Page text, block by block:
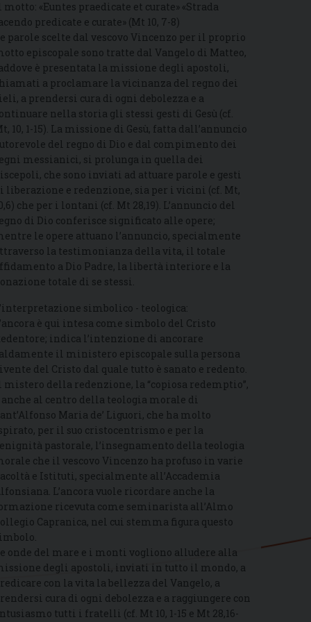
motto: «Euntes praedicate et curate» «Strada
predicate e curate» (Mt 10, 7-8)
parole scelte dal vescovo Vincenzo per il proprio
episcopale sono tratte dal Vangelo di Matteo,
è presentata la missione degli apostoli,
a proclamare la vicinanza del regno dei
a prendersi cura di ogni debolezza e a
nella storia gli stessi gesti di Gesù (cf.
10, 1-15). La missione di Gesù, fatta dall’annuncio
del regno di Dio e dal compimento dei
messianici, si prolunga in quella dei
che sono inviati ad attuare parole e gesti
liberazione e redenzione, sia per i vicini (cf. Mt,
che per i lontani (cf. Mt 28,19). L’annuncio del
di Dio conferisce significato alle opere;
le opere attuano l’annuncio, specialmente
la testimonianza della vita, il totale
a Dio Padre, la libertà interiore e la
totale di se stessi.
simbolico - teologica:
è qui intesa come simbolo del Cristo
indica l’intenzione di ancorare
il ministero episcopale sulla persona
del Cristo dal quale tutto è sanato e redento.
mistero della redenzione, la “copiosa redemptio”,
anche al centro della teologia morale di
Maria de’ Liguori, che ha molto
per il suo cristocentrismo e per la
pastorale, l’insegnamento della teologia
che il vescovo Vincenzo ha profuso in varie
e Istituti, specialmente all’Accademia
L’ancora vuole ricordare anche la
ricevuta come seminarista all’Almo
Capranica, nel cui stemma figura questo
onde del mare e i monti vogliono alludere alla
degli apostoli, inviati in tutto il mondo, a
con la vita la bellezza del Vangelo, a
cura di ogni debolezza e a raggiungere con
tutti i fratelli (cf. Mt 10, 1-15 e Mt 28,16-